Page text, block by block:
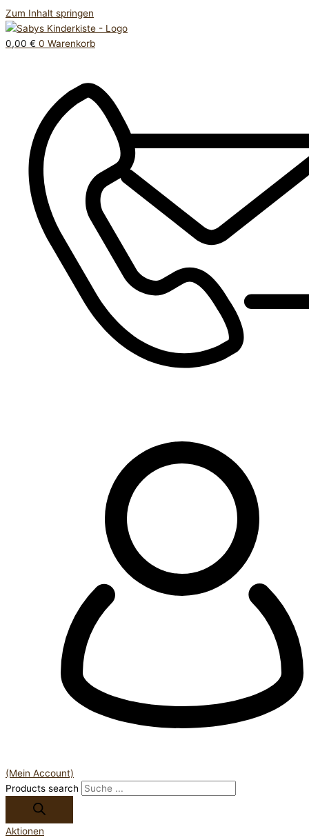
Zum Inhalt springen
0,00 € 0 Warenkorb
(Mein Account)
Products search
Aktionen